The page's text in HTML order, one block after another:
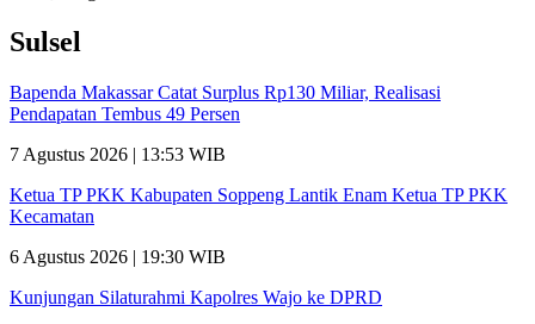
Sulsel
Bapenda Makassar Catat Surplus Rp130 Miliar, Realisasi
Pendapatan Tembus 49 Persen
7 Agustus 2026 | 13:53 WIB
Ketua TP PKK Kabupaten Soppeng Lantik Enam Ketua TP PKK
Kecamatan
6 Agustus 2026 | 19:30 WIB
Kunjungan Silaturahmi Kapolres Wajo ke DPRD